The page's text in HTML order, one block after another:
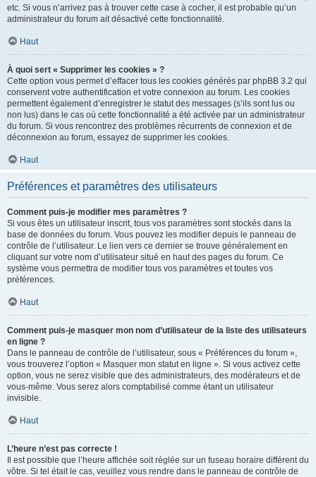
etc. Si vous n’arrivez pas à trouver cette case à cocher, il est probable qu’un
administrateur du forum ait désactivé cette fonctionnalité.
Haut
À quoi sert « Supprimer les cookies » ?
Cette option vous permet d’effacer tous les cookies générés par phpBB 3.2 qui
conservent votre authentification et votre connexion au forum. Les cookies
permettent également d’enregistrer le statut des messages (s’ils sont lus ou
non lus) dans le cas où cette fonctionnalité a été activée par un administrateur
du forum. Si vous rencontrez des problèmes récurrents de connexion et de
déconnexion au forum, essayez de supprimer les cookies.
Haut
Préférences et paramètres des utilisateurs
Comment puis-je modifier mes paramètres ?
Si vous êtes un utilisateur inscrit, tous vos paramètres sont stockés dans la
base de données du forum. Vous pouvez les modifier depuis le panneau de
contrôle de l’utilisateur. Le lien vers ce dernier se trouve généralement en
cliquant sur votre nom d’utilisateur situé en haut des pages du forum. Ce
système vous permettra de modifier tous vos paramètres et toutes vos
préférences.
Haut
Comment puis-je masquer mon nom d’utilisateur de la liste des utilisateurs
en ligne ?
Dans le panneau de contrôle de l’utilisateur, sous « Préférences du forum »,
vous trouverez l’option « Masquer mon statut en ligne ». Si vous activez cette
option, vous ne serez visible que des administrateurs, des modérateurs et de
vous-même. Vous serez alors comptabilisé comme étant un utilisateur
invisible.
Haut
L’heure n’est pas correcte !
Il est possible que l’heure affichée soit réglée sur un fuseau horaire différent du
vôtre. Si tel était le cas, veuillez vous rendre dans le panneau de contrôle de